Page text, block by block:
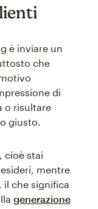
è inviare un
che
di
o risultare
giusto.
cioè stai
mentre
il che significa
generazione